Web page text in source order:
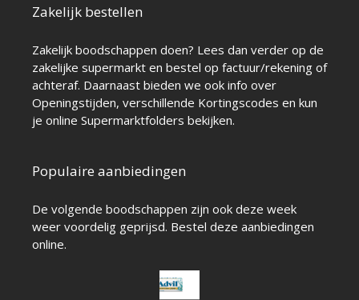
Zakelijk bestellen
Zakelijk boodschappen doen? Lees dan verder op de
zakelijke supermarkt en bestel op factuur/rekening of
achteraf. Daarnaast bieden we ook info over
Openingstijden, verschillende Kortingscodes en kun
je online Supermarktfolders bekijken.
Populaire aanbiedingen
De volgende boodschappen zijn ook deze week
weer voordelig geprijsd. Bestel deze aanbiedingen
online.